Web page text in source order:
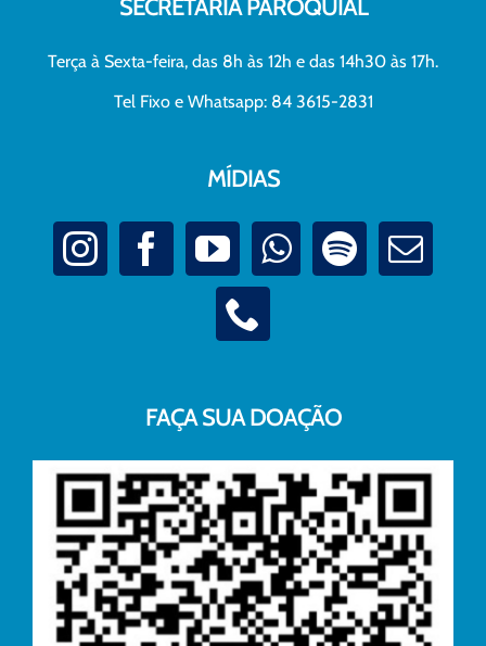
SECRETARIA PAROQUIAL
Terça à Sexta-feira, das 8h às 12h e das 14h30 às 17h.
Tel Fixo e Whatsapp: 84 3615-2831
MÍDIAS
FAÇA SUA DOAÇÃO